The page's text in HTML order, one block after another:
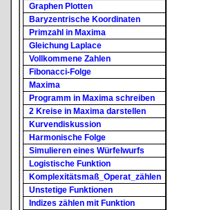
Graphen Plotten
Baryzentrische Koordinaten
Primzahl in Maxima
Gleichung Laplace
Vollkommene Zahlen
Fibonacci-Folge
Maxima
Programm in Maxima schreiben
2 Kreise in Maxima darstellen
Kurvendiskussion
Harmonische Folge
Simulieren eines Würfelwurfs
Logistische Funktion
Komplexitätsmaß_Operat_zählen
Unstetige Funktionen
Indizes zählen mit Funktion